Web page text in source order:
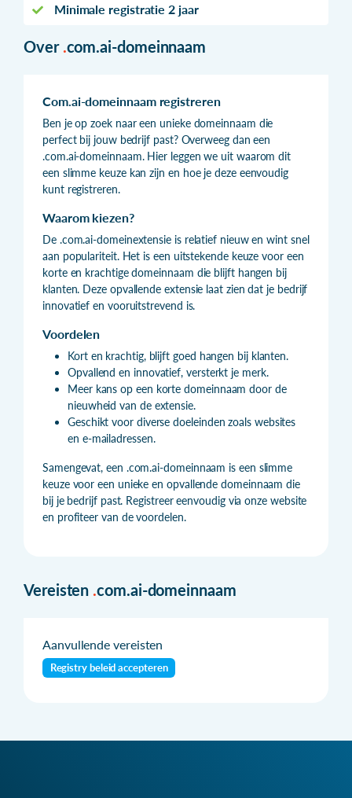
Minimale registratie 2 jaar
Over .com.ai-domeinnaam
Com.ai-domeinnaam registreren
Ben je op zoek naar een unieke domeinnaam die
perfect bij jouw bedrijf past? Overweeg dan een
.com.ai-domeinnaam. Hier leggen we uit waarom dit
een slimme keuze kan zijn en hoe je deze eenvoudig
kunt registreren.
Waarom kiezen?
De .com.ai-domeinextensie is relatief nieuw en wint snel
aan populariteit. Het is een uitstekende keuze voor een
korte en krachtige domeinnaam die blijft hangen bij
klanten. Deze opvallende extensie laat zien dat je bedrijf
innovatief en vooruitstrevend is.
Voordelen
Kort en krachtig, blijft goed hangen bij klanten.
Opvallend en innovatief, versterkt je merk.
Meer kans op een korte domeinnaam door de
nieuwheid van de extensie.
Geschikt voor diverse doeleinden zoals websites
en e-mailadressen.
Samengevat, een .com.ai-domeinnaam is een slimme
keuze voor een unieke en opvallende domeinnaam die
bij je bedrijf past. Registreer eenvoudig via onze website
en profiteer van de voordelen.
Vereisten .com.ai-domeinnaam
Aanvullende vereisten
Registry beleid accepteren